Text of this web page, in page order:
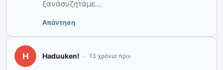
ξανάσυζητάμε…
Απάντηση
Haduuken! 13 χρόνια πριν